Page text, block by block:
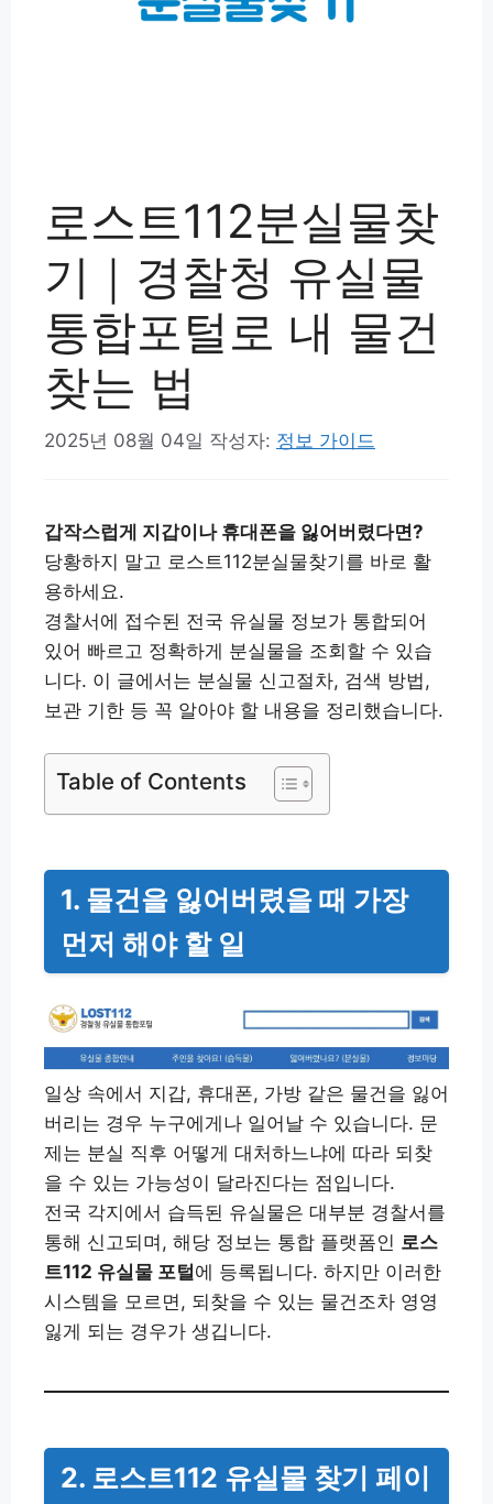
로스트112분실물찾
기｜경찰청 유실물
통합포털로 내 물건
찾는 법
2025년 08월 04일 작성자: 정보 가이드
갑작스럽게 지갑이나 휴대폰을 잃어버렸다면?
당황하지 말고 로스트112분실물찾기를 바로 활
용하세요.
경찰서에 접수된 전국 유실물 정보가 통합되어
있어 빠르고 정확하게 분실물을 조회할 수 있습
니다. 이 글에서는 분실물 신고절차, 검색 방법,
보관 기한 등 꼭 알아야 할 내용을 정리했습니다.
Table of Contents
1. 물건을 잃어버렸을 때 가장
먼저 해야 할 일
일상 속에서 지갑, 휴대폰, 가방 같은 물건을 잃어
버리는 경우 누구에게나 일어날 수 있습니다. 문
제는 분실 직후 어떻게 대처하느냐에 따라 되찾
을 수 있는 가능성이 달라진다는 점입니다.
전국 각지에서 습득된 유실물은 대부분 경찰서를
통해 신고되며, 해당 정보는 통합 플랫폼인 로스
트112 유실물 포털에 등록됩니다. 하지만 이러한
시스템을 모르면, 되찾을 수 있는 물건조차 영영
잃게 되는 경우가 생깁니다.
2. 로스트112 유실물 찾기 페이